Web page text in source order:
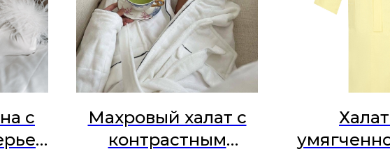
с
Махровый халат с
контрастным